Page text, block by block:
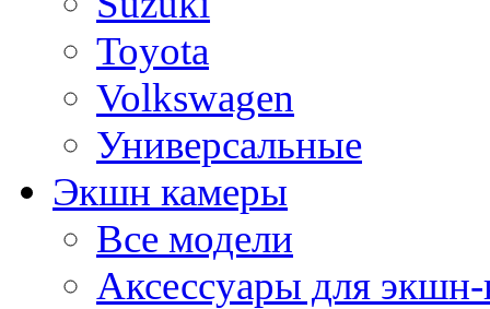
Toyota
Volkswagen
Универсальные
Экшн камеры
Все модели
Аксессуары для